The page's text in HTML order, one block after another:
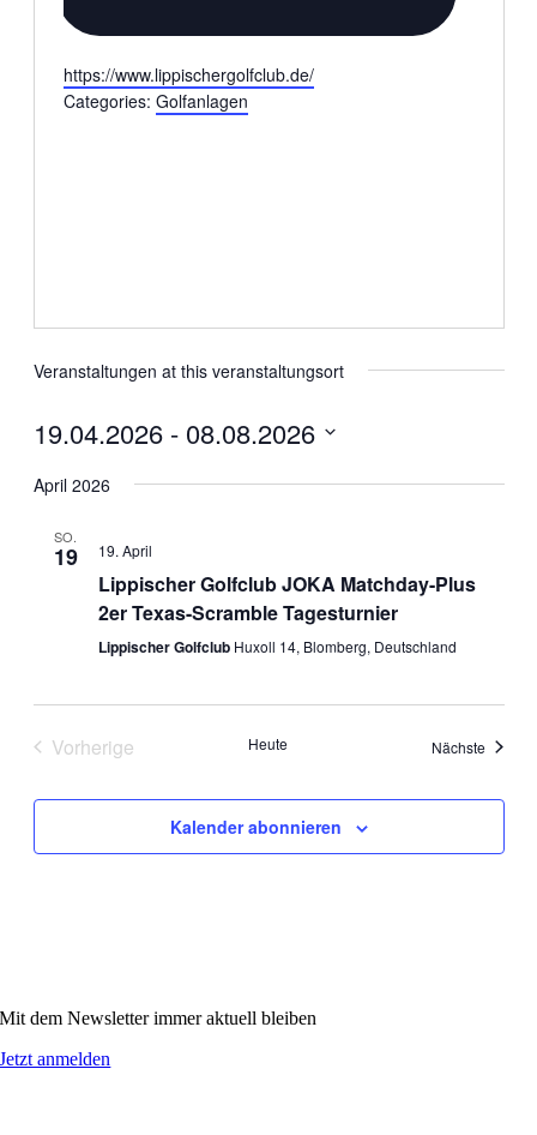
Website
https://www.lippischergolfclub.de/
Categories: Golfanlagen
Veranstaltungen at this veranstaltungsort
19.04.2026 - 08.08.2026
wählen.
April 2026
SO.
19 19. April
Lippischer Golfclub JOKA Matchday-Plus
2er Texas-Scramble Tagesturnier
Lippischer Golfclub Huxoll 14, Blomberg, Deutschland
Vorherige
Heute Nächste
Kalender abonnieren
Mit dem Newsletter immer aktuell bleiben
Jetzt anmelden